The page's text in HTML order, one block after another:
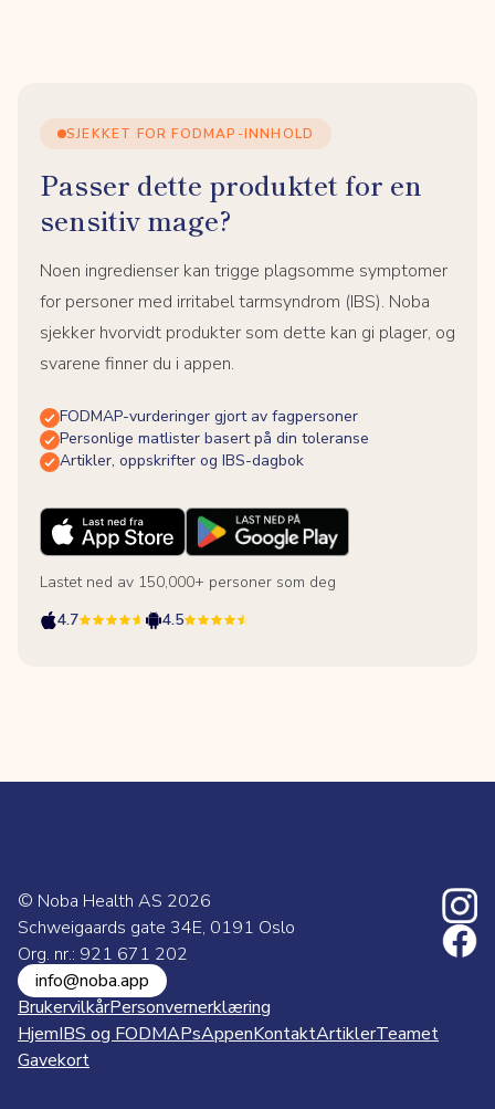
SJEKKET FOR FODMAP-INNHOLD
Passer dette produktet for en
sensitiv mage?
Noen ingredienser kan trigge plagsomme symptomer
for personer med irritabel tarmsyndrom (IBS). Noba
sjekker hvorvidt produkter som dette kan gi plager, og
svarene finner du i appen.
FODMAP-vurderinger gjort av fagpersoner
Personlige matlister basert på din toleranse
Artikler, oppskrifter og IBS-dagbok
Lastet ned av 150,000+ personer som deg
4.7
4.5
© Noba Health AS 2026
Schweigaards gate 34E, 0191 Oslo
Org. nr.: 921 671 202
info@noba.app
BrukervilkårPersonvernerklæring
HjemIBS og FODMAPsAppenKontaktArtiklerTeamet
Gavekort